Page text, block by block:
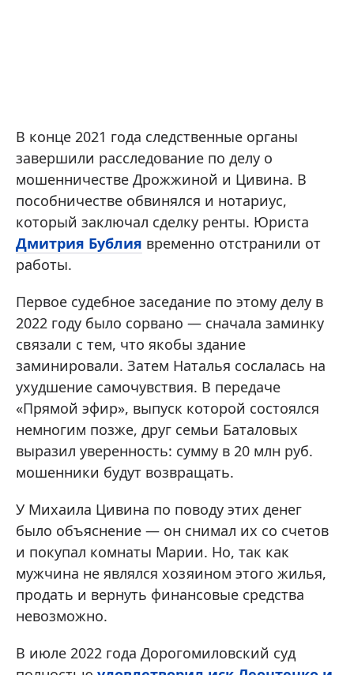
В конце 2021 года следственные органы
завершили расследование по делу о
мошенничестве Дрожжиной и Цивина. В
пособничестве обвинялся и нотариус,
который заключал сделку ренты. Юриста
Дмитрия Бублия временно отстранили от
работы.
Первое судебное заседание по этому делу в
2022 году было сорвано — сначала заминку
связали с тем, что якобы здание
заминировали. Затем Наталья сослалась на
ухудшение самочувствия. В передаче
«Прямой эфир», выпуск которой состоялся
немногим позже, друг семьи Баталовых
выразил уверенность: сумму в 20 млн руб.
мошенники будут возвращать.
У Михаила Цивина по поводу этих денег
было объяснение — он снимал их со счетов
и покупал комнаты Марии. Но, так как
мужчина не являлся хозяином этого жилья,
продать и вернуть финансовые средства
невозможно.
В июле 2022 года Дорогомиловский суд